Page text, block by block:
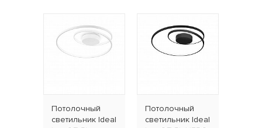
Потолочный
светильник Ideal
Потолочный
светильник Ideal